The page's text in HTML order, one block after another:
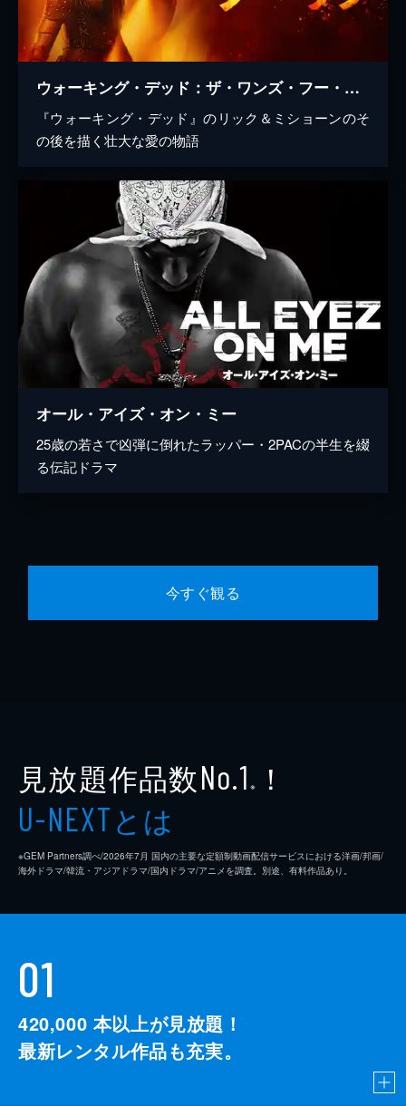
ウォーキング・デッド：ザ・ワンズ・フー・リブ
『ウォーキング・デッド』のリック＆ミショーンのそ
の後を描く壮大な愛の物語
オール・アイズ・オン・ミー
25歳の若さで凶弾に倒れたラッパー・2PACの半生を綴
る伝記ドラマ
今すぐ観る
見放題作品数No.1 ※ ！
U-NEXTとは
※GEM Partners調べ/2026年7⽉ 国内の主要な定額制動画配信サービスにおける洋画/邦画/
海外ドラマ/韓流・アジアドラマ/国内ドラマ/アニメを調査。別途、有料作品あり。
01
420,000 本以上が見放題！
最新レンタル作品も充実。